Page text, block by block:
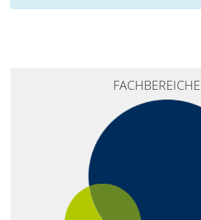
FACHBEREICHE